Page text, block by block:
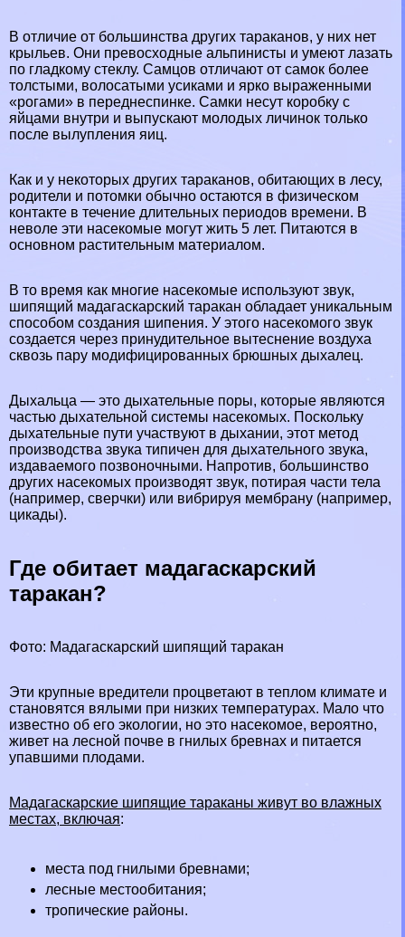
В отличие от большинства других таpaканов, у них нет
крыльев. Они превосходные альпинисты и умеют лазать
по гладкому стеклу. Самцов отличают от самок более
толстыми, волосатыми усиками и ярко выраженными
«рогами» в переднеспинке. Самки несут коробку с
яйцами внутри и выпускают молодых личинок только
после вылупления яиц.
Как и у некоторых других таpaканов, обитающих в лесу,
родители и потомки обычно остаются в физическом
контакте в течение длительных периодов времени. В
неволе эти насекомые могут жить 5 лет. Питаются в
основном растительным материалом.
В то время как многие насекомые используют звук,
шипящий мадагаскарский таpaкан обладает уникальным
способом создания шипения. У этого насекомого звук
создается через принудительное вытеснение воздуха
сквозь пару модифицированных брюшных дыхалец.
Дыхальца — это дыхательные поры, которые являются
частью дыхательной системы насекомых. Поскольку
дыхательные пути участвуют в дыхании, этот метод
производства звука типичен для дыхательного звука,
издаваемого позвоночными. Напротив, большинство
других насекомых производят звук, потирая части тела
(например, сверчки) или вибрируя мембрану (например,
цикады).
Где обитает мадагаскарский
таpaкан?
Фото: Мадагаскарский шипящий таpaкан
Эти крупные вредители процветают в теплом климате и
становятся вялыми при низких температурах. Мало что
известно об его экологии, но это насекомое, вероятно,
живет на лесной почве в гнилых бревнах и питается
упавшими плодами.
Мадагаскарские шипящие таpaканы живут во влажных
местах, включая:
места под гнилыми бревнами;
лесные местообитания;
тропические районы.